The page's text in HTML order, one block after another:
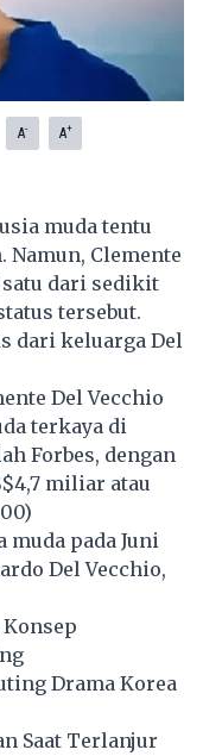
A- A+
muda tentu
Clemente
satu dari sedikit
tersebut.
dari keluarga Del
Del Vecchio
terkaya di
Forbes, dengan
miliar atau
pada Juni
Del Vecchio,
Drama Korea
Saat Terlanjur